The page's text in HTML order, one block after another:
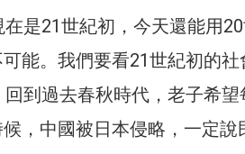
是21世紀初，今天還能用
能。我們要看21世紀初的
到過去春秋時代，老子希
，中國被日本侵略，一定說